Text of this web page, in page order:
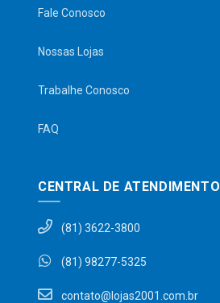
Fale Conosco
Nossas Lojas
Trabalhe Conosco
FAQ
CENTRAL DE ATENDIMENTO
(81) 3622-3800
(81) 98277-5325
contato@lojas2001.com.br